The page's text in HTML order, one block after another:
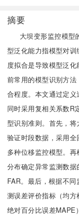
摘要
大坝变形监控模型
型泛化能力指模型对
度拟合是导致模型泛
前常用的模型识别方
合程度。本文通过定义
同时采用复相关系数R
型识别准则。首先，
验证时段数据，采用
多种位移监控模型。
分布确定异常监测数
FAR。最后，根据不
测误差评价指标（均
绝对百分比误差MAPE